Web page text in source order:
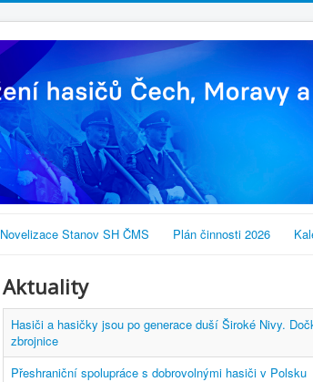
Novelizace Stanov SH ČMS Plán činnosti 2026
Aktuality
Hasiči a hasičky jsou po generace duší Široké Nivy.
zbrojnice
Přeshraniční spolupráce s dobrovolnými hasiči v Polsku